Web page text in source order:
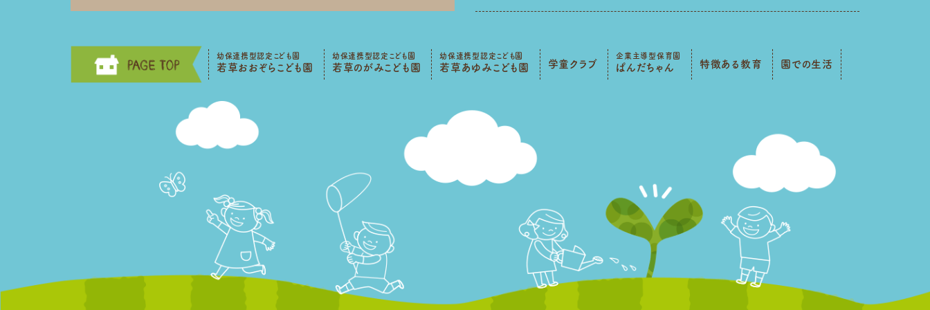
幼保連携型認定こども園
若草おおぞらこども園
幼保連携型認定こども園
若草のがみこども園
幼保連携型認定こども園
若草あゆみこども園 学童クラブ
企業主導型保育園
ぱんだちゃん 特徴ある教育 園での生活